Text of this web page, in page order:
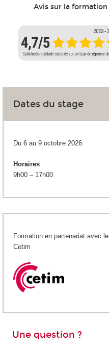
Avis sur la formation
Dates du stage
Du 6 au 9 octobre 2026
Horaires
9h00 – 17h00
Formation en partenariat avec le
Cetim
Une question ?